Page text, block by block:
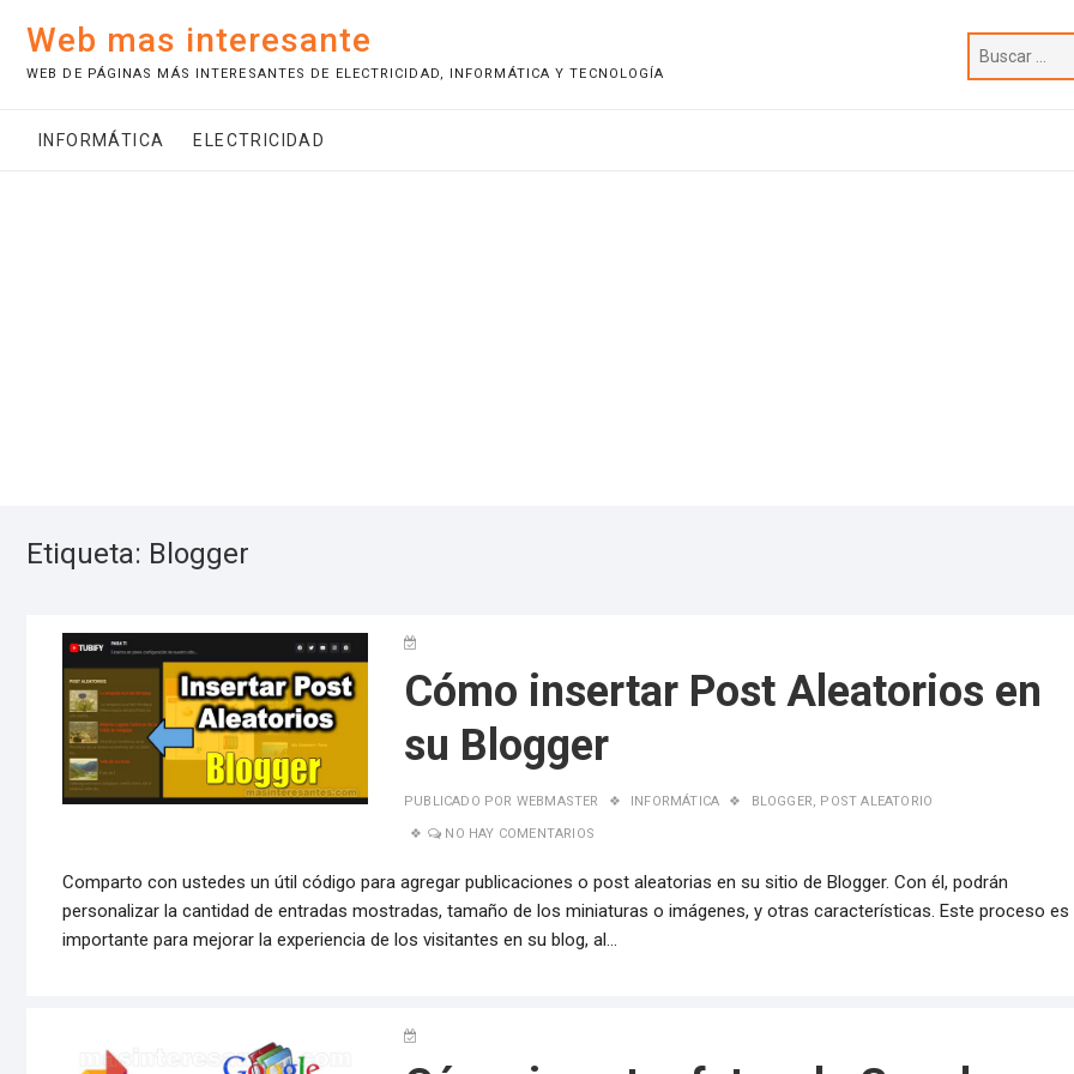
Web mas interesante
WEB DE PÁGINAS MÁS INTERESANTES DE ELECTRICIDAD, INFORMÁTICA Y TECNOLOGÍA
INFORMÁTICA ELECTRICIDAD
Etiqueta: Blogger
Cómo insertar Post Aleatorios en
su Blogger
PUBLICADO POR WEBMASTER INFORMÁTICA BLOGGER, POST ALEATORIO
NO HAY COMENTARIOS
Comparto con ustedes un útil código para agregar publicaciones o post aleatorias en su sitio de Blogger. Con él, podrán
personalizar la cantidad de entradas mostradas, tamaño de los miniaturas o imágenes, y otras características. Este proceso es
importante para mejorar la experiencia de los visitantes en su blog, al…